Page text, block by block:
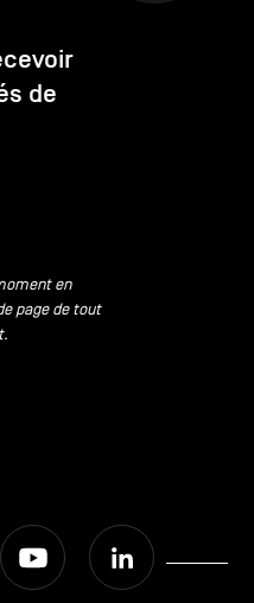
de
en
page de tout
Youtube